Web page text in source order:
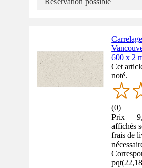
600 x 2
Cet
noté.
(0)
Prix —
affichés
frais de
pqt(